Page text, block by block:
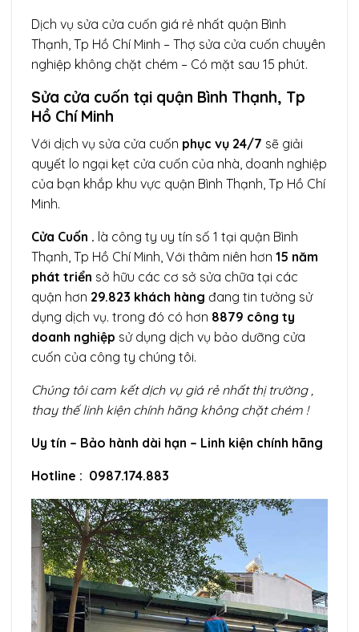
Dịch vụ sửa cửa cuốn giá rẻ nhất quận Bình
Thạnh, Tp Hồ Chí Minh – Thợ sửa cửa cuốn chuyên
nghiệp không chặt chém – Có mặt sau 15 phút.
Sửa cửa cuốn tại quận Bình Thạnh, Tp
Hồ Chí Minh
Với dịch vụ sửa cửa cuốn phục vụ 24/7 sẽ giải
quyết lo ngại kẹt cửa cuốn của nhà, doanh nghiệp
của bạn khắp khu vực quận Bình Thạnh, Tp Hồ Chí
Minh.
Cửa Cuốn . là công ty uy tín số 1 tại quận Bình
Thạnh, Tp Hồ Chí Minh, Với thâm niên hơn 15 năm
phát triển sở hữu các cơ sở sửa chữa tại các
quận hơn 29.823 khách hàng đang tin tưởng sử
dụng dịch vụ. trong đó có hơn 8879 công ty
doanh nghiệp sử dụng dịch vụ bảo dưỡng cửa
cuốn của công ty chúng tôi.
Chúng tôi cam kết dịch vụ giá rẻ nhất thị trường ,
thay thế linh kiện chính hãng không chặt chém !
Uy tín – Bảo hành dài hạn – Linh kiện chính hãng
Hotline : 0987.174.883